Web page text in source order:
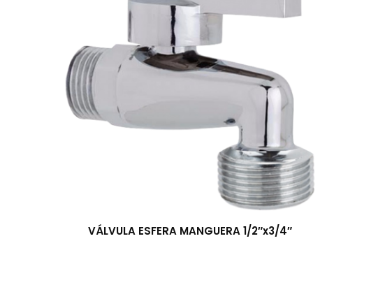
VÁLVULA ESFERA MANGUERA 1/2″x3/4″